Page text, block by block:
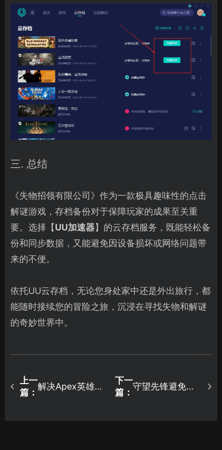
三. 总结
《失物招领有限公司》作为一款极具趣味性的点击
解谜游戏，存档备份对于保障玩家的成果至关重
要。选择【UU加速器】的云存档服务，既能轻松备
份和同步数据，又能避免因设备损坏或网络问题带
来的不便。
依托UU云存档，无论您身处家中还是外出旅行，都
能随时接续您的冒险之旅，沉浸在寻找失物和解谜
的奇妙世界中。
上一
篇：
解决Apex英雄进
排错指南！
下一
篇：
守望先锋避免卡